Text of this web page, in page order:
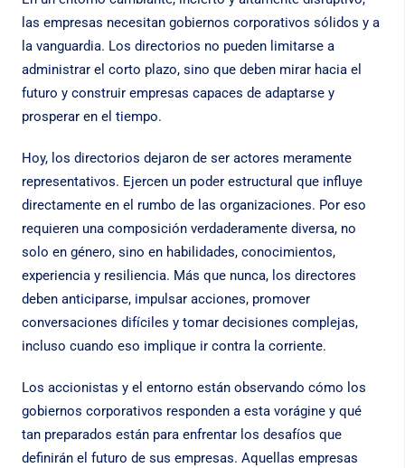
las empresas necesitan gobiernos corporativos sólidos y a
la vanguardia. Los directorios no pueden limitarse a
administrar el corto plazo, sino que deben mirar hacia el
futuro y construir empresas capaces de adaptarse y
prosperar en el tiempo.
Hoy, los directorios dejaron de ser actores meramente
representativos. Ejercen un poder estructural que influye
directamente en el rumbo de las organizaciones. Por eso
requieren una composición verdaderamente diversa, no
solo en género, sino en habilidades, conocimientos,
experiencia y resiliencia. Más que nunca, los directores
deben anticiparse, impulsar acciones, promover
conversaciones difíciles y tomar decisiones complejas,
incluso cuando eso implique ir contra la corriente.
Los accionistas y el entorno están observando cómo los
gobiernos corporativos responden a esta vorágine y qué
tan preparados están para enfrentar los desafíos que
definirán el futuro de sus empresas. Aquellas empresas